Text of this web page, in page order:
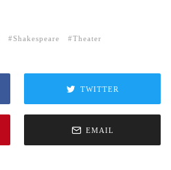
Shakespeare Theater
TWITTER
EMAIL